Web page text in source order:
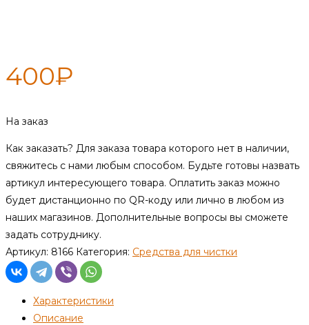
400₽
На заказ
Как заказать? Для заказа товара которого нет в наличии,
свяжитесь с нами любым способом. Будьте готовы назвать
артикул интересующего товара. Оплатить заказ можно
будет дистанционно по QR-коду или лично в любом из
наших магазинов. Дополнительные вопросы вы сможете
задать сотруднику.
Артикул: 8166 Категория: Средства для чистки
Характеристики
Описание